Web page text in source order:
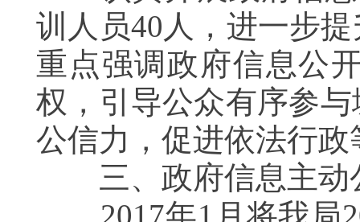
训人员40人，进一步
重点强调政府信息公
权，引导公众有序参
公信力，促进依法行
三、政府信息主动